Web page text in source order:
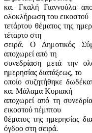
κα. Γκαλή Γιαννούλα
ολοκλήρωση του εικοστού
τετάρτου θέματος της
τέταρτο στη
σειρά. Ο Δημοτικός
αποχωρεί από τη
συνεδρίαση μετά την
ημερησίας διατάξεως, το
οποίο συζητήθηκε
κα. Μάλαμα Κυριακή
αποχωρεί από τη
εικοστού πέμπτου
θέματος της ημερησίας
όγδοο στη σειρά.